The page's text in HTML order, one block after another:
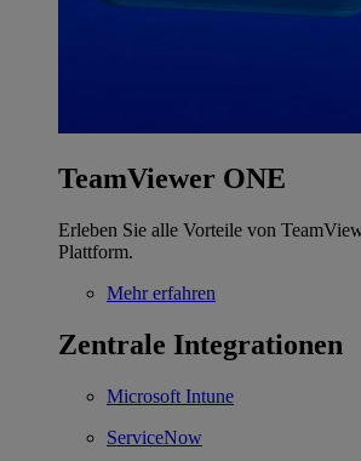
TeamViewer ONE
Erleben Sie alle Vorteile von
Plattform.
Mehr erfahren
Zentrale Integrationen
Microsoft Intune
ServiceNow